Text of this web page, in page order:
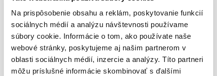
Na prispôsobenie obsahu a reklám, poskytovanie funkcií
sociálnych médií a analýzu návštevnosti používame
súbory cookie. Informácie o tom, ako používate naše
webové stránky, poskytujeme aj našim partnerom v
oblasti sociálnych médií, inzercie a analýzy. Títo partneri
môžu príslušné informácie skombinovať s ďalšími
Meno*
E-mail*